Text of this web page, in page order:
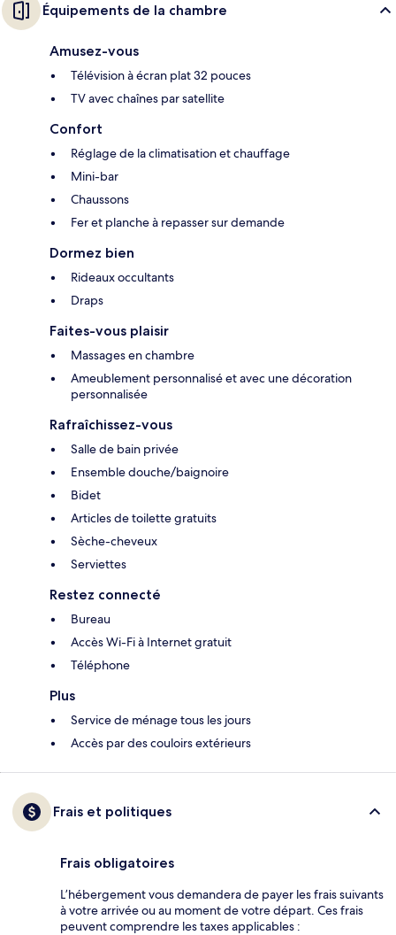
Équipements de la chambre
Amusez-vous
Télévision à écran plat 32 pouces
TV avec chaînes par satellite
Confort
Réglage de la climatisation et chauffage
Mini-bar
Chaussons
Fer et planche à repasser sur demande
Dormez bien
Rideaux occultants
Draps
Faites-vous plaisir
Massages en chambre
Ameublement personnalisé et avec une décoration
personnalisée
Rafraîchissez-vous
Salle de bain privée
Ensemble douche/baignoire
Bidet
Articles de toilette gratuits
Sèche-cheveux
Serviettes
Restez connecté
Bureau
Accès Wi-Fi à Internet gratuit
Téléphone
Plus
Service de ménage tous les jours
Accès par des couloirs extérieurs
Frais et politiques
Frais obligatoires
L’hébergement vous demandera de payer les frais suivants
à votre arrivée ou au moment de votre départ. Ces frais
peuvent comprendre les taxes applicables :